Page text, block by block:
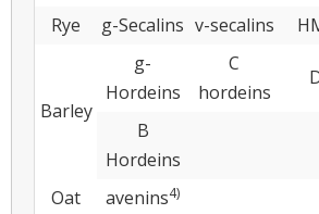
Rye
g-Secalins v-secalins
Barley
g-
Hordeins
C
hordeins
B
Hordeins
Oat
avenins4)